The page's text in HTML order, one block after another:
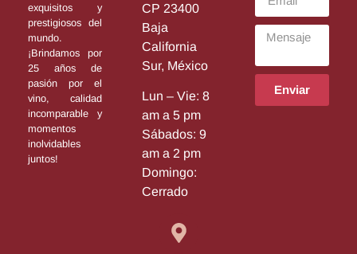
exquisitos y
prestigiosos del
mundo.
¡Brindamos por
25 años de
pasión por el
vino, calidad
incomparable y
momentos
inolvidables
juntos!
CP 23400
Baja
California
Sur, México
Lun – Vie: 8
am a 5 pm
Sábados: 9
am a 2 pm
Domingo:
Cerrado
Enviar